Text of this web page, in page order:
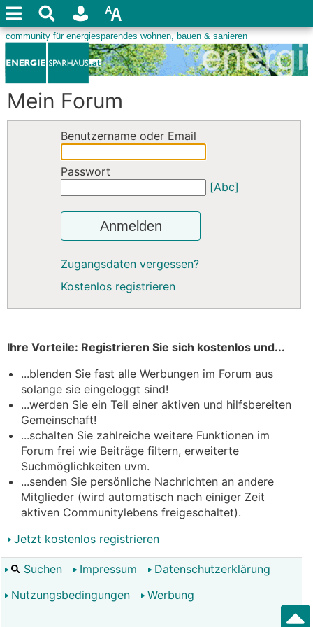
Mein Forum
Benutzername oder Email
Passwort
[Abc]
Anmelden
Zugangsdaten vergessen?
Kostenlos registrieren
Ihre Vorteile: Registrieren Sie sich kostenlos und...
...blenden Sie fast alle Werbungen im Forum aus
solange sie eingeloggt sind!
...werden Sie ein Teil einer aktiven und hilfsbereiten
Gemeinschaft!
...schalten Sie zahlreiche weitere Funktionen im
Forum frei wie Beiträge filtern, erweiterte
Suchmöglichkeiten uvm.
...senden Sie persönliche Nachrichten an andere
Mitglieder (wird automatisch nach einiger Zeit
aktiven Communitylebens freigeschaltet).
Jetzt kostenlos registrieren
Suchen Impressum
Datenschutzerklärung
Nutzungsbedingungen
Werbung